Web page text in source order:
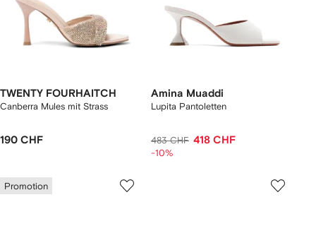
TWENTY FOURHAITCH
Canberra Mules mit Strass
190 CHF
Amina Muaddi
Lupita Pantoletten
483 CHF 418 CHF
-10%
Promotion